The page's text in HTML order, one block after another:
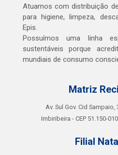
Atuamos com distribuição
para higiene, limpeza,
Epis.
Possuímos uma linha
sustentáveis porque
mundiais de consumo
Matriz
Av. Sul Gov. Cid
Imbiribeira - CEP 51.150-
Filial